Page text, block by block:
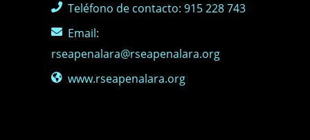
Teléfono de contacto: 915 228 743
Email:
rseapenalara@rseapenalara.org
www.rseapenalara.org